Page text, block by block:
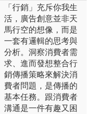
「行銷」充斥你我生
活，廣告創意並非天
馬行空的想像，而是
一套有邏輯的思考與
分析。洞察消費者需
求、進而發想整合行
銷傳播策略來解決消
費者問題，是傳播的
基本任務。跟消費者
溝通是一件有趣又困